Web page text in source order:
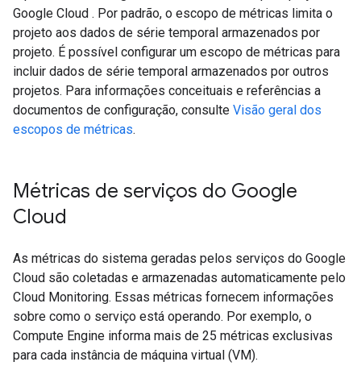
Google Cloud . Por padrão, o escopo de métricas limita o
projeto aos dados de série temporal armazenados por
projeto. É possível configurar um escopo de métricas para
incluir dados de série temporal armazenados por outros
projetos. Para informações conceituais e referências a
documentos de configuração, consulte Visão geral dos
escopos de métricas.
Métricas de serviços do Google
Cloud
As métricas do sistema geradas pelos serviços do Google
Cloud são coletadas e armazenadas automaticamente pelo
Cloud Monitoring. Essas métricas fornecem informações
sobre como o serviço está operando. Por exemplo, o
Compute Engine informa mais de 25 métricas exclusivas
para cada instância de máquina virtual (VM).